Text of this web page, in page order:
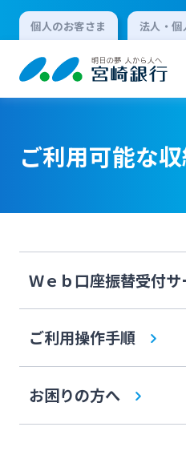
個人のお客さま 法人・個
個人向けインター
ログ
法人向けインター
みやぎん
ご利用可能な
Ｗｅｂ口座振替受付サ
ご利用操作手順
お困りの方へ